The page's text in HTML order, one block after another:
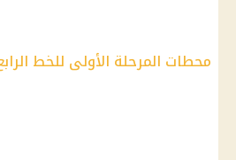
محطات المرحلة الأولى للخط